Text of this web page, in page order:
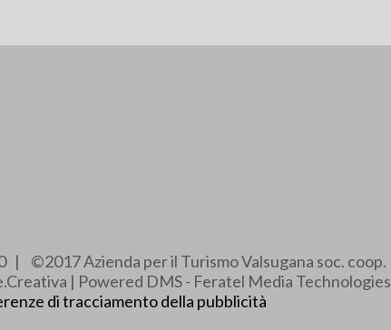
| ©2017 Azienda per il Turismo Valsugana soc. coop.
| Powered DMS - Feratel Media Technologies
di tracciamento della pubblicità